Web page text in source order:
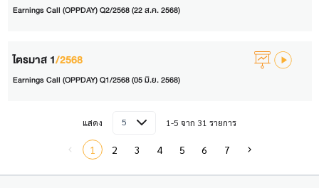
Earnings Call (OPPDAY) Q2/2568 (22 ส.ค. 2568)
ไตรมาส 1/2568
Earnings Call (OPPDAY) Q1/2568 (05 มิ.ย. 2568)
แสดง 5 1-5 จาก 31 รายการ
1 2 3 4 5 6 7